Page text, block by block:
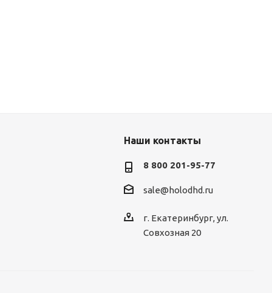
Наши контакты
8 800 201-95-77
sale@holodhd.ru
г. Екатеринбург, ул.
Совхозная 20